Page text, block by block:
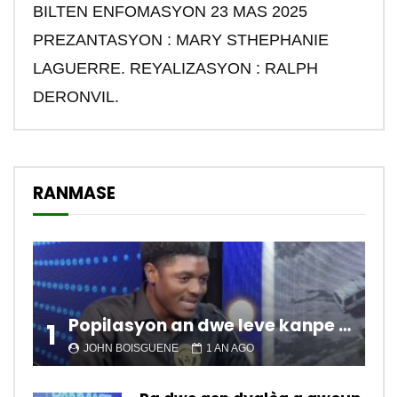
BILTEN ENFOMASYON 23 MAS 2025
PREZANTASYON : MARY STHEPHANIE
LAGUERRE. REYALIZASYON : RALPH
DERONVIL.
RANMASE
1 Popilasyon an dwe leve kanpe pou chanje sitiyasyon kawotik l’ap viv nan peyi a.
JOHN BOISGUENE 1 AN AGO